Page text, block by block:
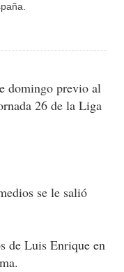
domingo previo al
26 de la Liga
se le salió
de Luis Enrique en